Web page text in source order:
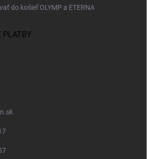
do košieľ OLYMP a ETERNA
PLATBY